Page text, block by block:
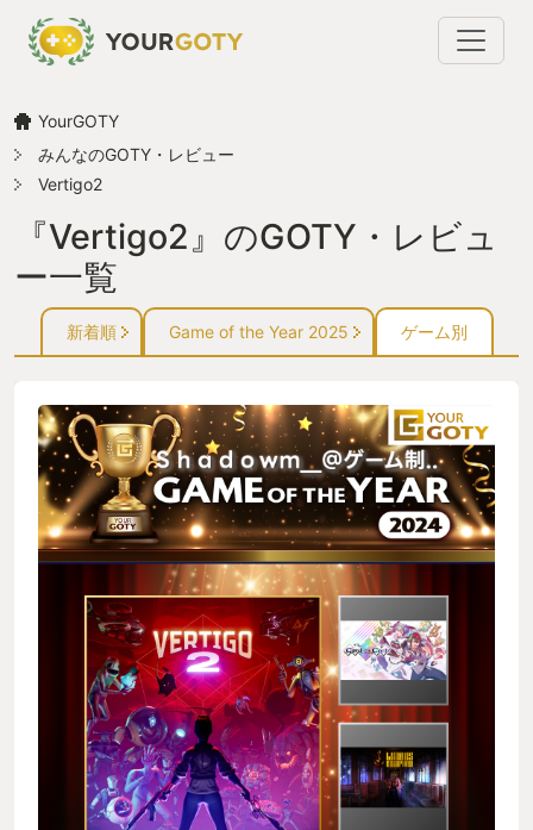
YourGOTY
みんなのGOTY・レビュー
Vertigo2
『Vertigo2』のGOTY・レビュ
ー一覧
新着順 Game of the Year 2025 ゲーム別